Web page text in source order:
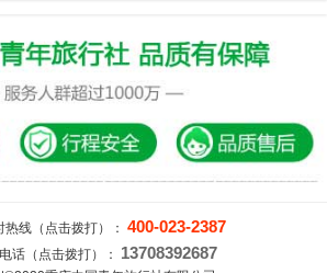
线（点击拨打）： 400-023-2387
话（点击拨打）： 13708392687